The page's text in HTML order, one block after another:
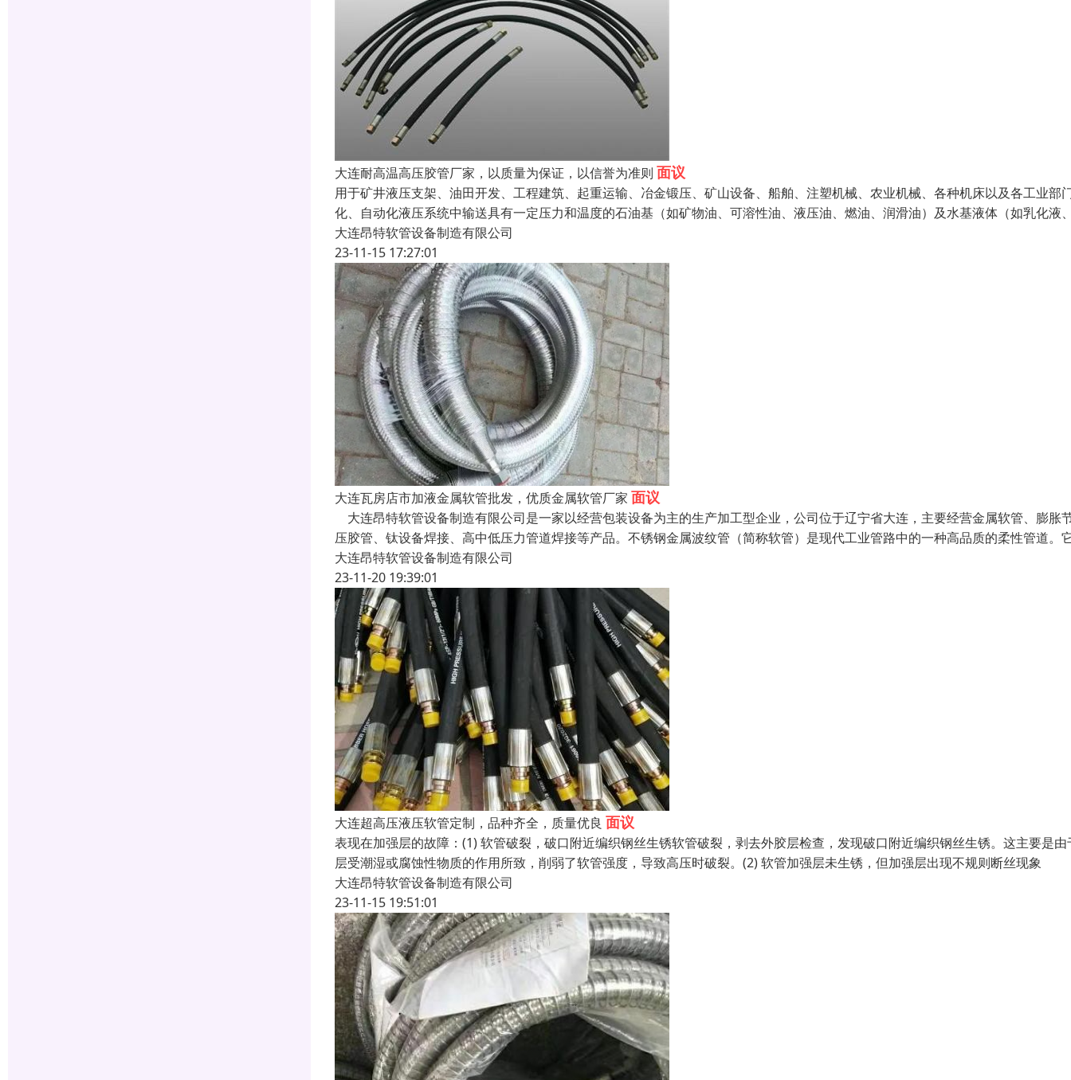
大连耐高温高压胶管厂家，以质量为保证，以信誉为准则 面议
用于矿井液压支架、油田开发、工程建筑、起重运输、冶金锻压、矿山设备、船舶、注塑机械、农业机械、各种机床以及各工业部
化、自动化液压系统中输送具有一定压力和温度的石油基（如矿物油、可溶性油、液压油、燃油、润滑油）及水基液体（如乳化液
大连昂特软管设备制造有限公司
23-11-15 17:27:01
大连瓦房店市加液金属软管批发，优质金属软管厂家 面议
大连昂特软管设备制造有限公司是一家以经营包装设备为主的生产加工型企业，公司位于辽宁省大连，主要经营金属软管、膨胀
压胶管、钛设备焊接、高中低压力管道焊接等产品。不锈钢金属波纹管（简称软管）是现代工业管路中的一种高品质的柔性管道。
大连昂特软管设备制造有限公司
23-11-20 19:39:01
大连超高压液压软管定制，品种齐全，质量优良 面议
表现在加强层的故障：(1) 软管破裂，破口附近编织钢丝生锈软管破裂，剥去外胶层检查，发现破口附近编织钢丝生锈。这主要是由
层受潮湿或腐蚀性物质的作用所致，削弱了软管强度，导致高压时破裂。(2) 软管加强层未生锈，但加强层出现不规则断丝现象
大连昂特软管设备制造有限公司
23-11-15 19:51:01